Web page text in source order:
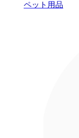
ペット用品